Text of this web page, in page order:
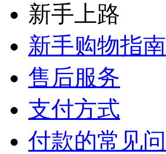
新手上路
新手购物指南
售后服务
支付方式
付款的常见